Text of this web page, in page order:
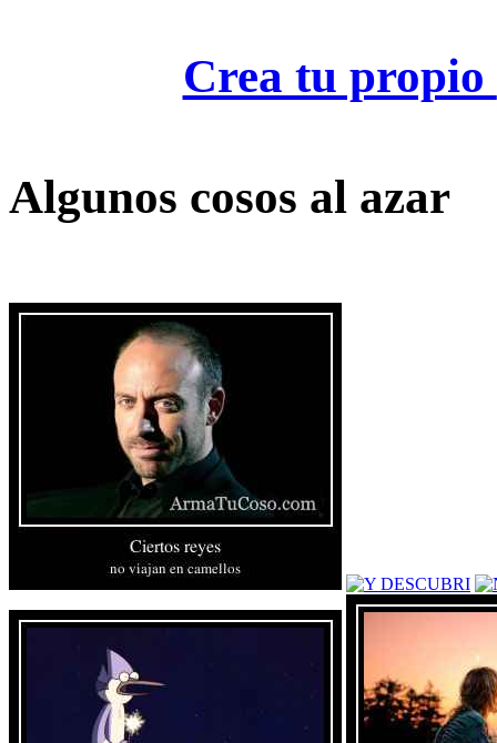
Crea tu propio
Algunos cosos al azar